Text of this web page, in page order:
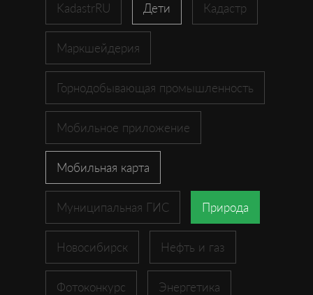
KadastrRU Дети Кадастр
Маркшейдерия
Горнодобывающая промышленность
Мобильное приложение
Мобильная карта
Муниципальная ГИС Природа
Новосибирск Нефть и газ
Фотоконкурс Энергетика